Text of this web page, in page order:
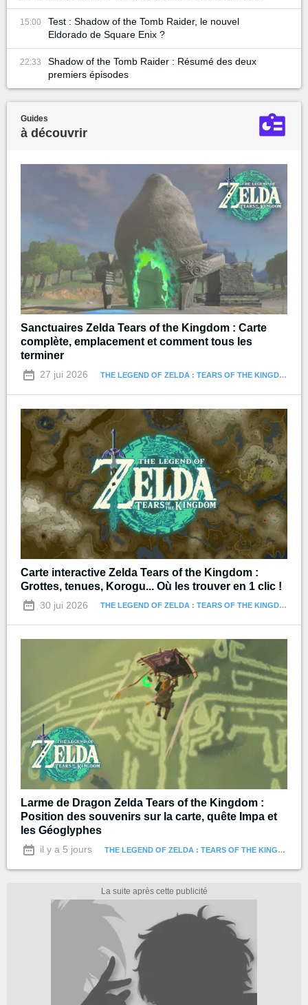
15:00
Test : Shadow of the Tomb Raider, le nouvel
Eldorado de Square Enix ?
22:33
Shadow of the Tomb Raider : Résumé des deux
premiers épisodes
Guides
à découvrir
Sanctuaires Zelda Tears of the Kingdom : Carte
complète, emplacement et comment tous les
terminer
27 jui 2026 THE LEGEND OF ZELDA : TEARS OF THE KINGDOM
Carte interactive Zelda Tears of the Kingdom :
Grottes, tenues, Korogu... Où les trouver en 1 clic !
30 jui 2026 THE LEGEND OF ZELDA : TEARS OF THE KINGDOM
Larme de Dragon Zelda Tears of the Kingdom :
Position des souvenirs sur la carte, quête Impa et
les Géoglyphes
il y a 5 jours THE LEGEND OF ZELDA : TEARS OF THE KINGDOM